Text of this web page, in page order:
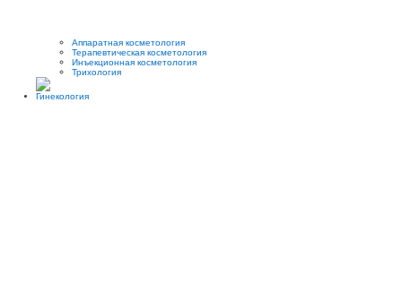
Аппаратная косметология
Терапевтическая косметология
Инъекционная косметология
Трихология
Гинекология